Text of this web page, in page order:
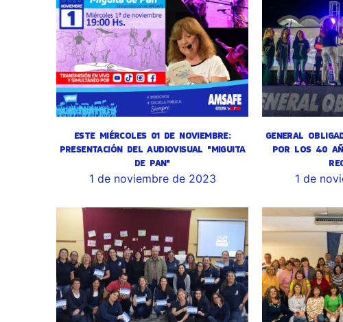
ESTE MIÉRCOLES 01 DE NOVIEMBRE:
PRESENTACIÓN DEL AUDIOVISUAL "MIGUITA
DE PAN"
1 de noviembre de 2023
GENERAL
POR LOS 40
1 de